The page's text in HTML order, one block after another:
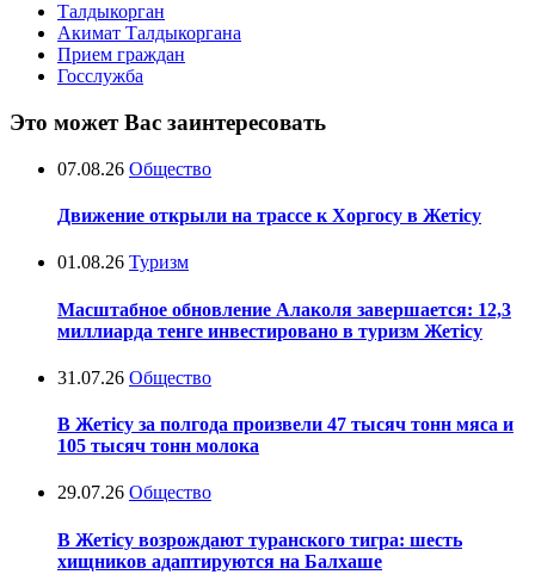
Талдыкорган
Акимат Талдыкоргана
Прием граждан
Госслужба
Это может Вас заинтересовать
07.08.26 Общество
Движение открыли на трассе к Хоргосу в Жетісу
01.08.26 Туризм
Масштабное обновление Алаколя завершается: 12,3
миллиарда тенге инвестировано в туризм Жетісу
31.07.26 Общество
В Жетісу за полгода произвели 47 тысяч тонн мяса и
105 тысяч тонн молока
29.07.26 Общество
В Жетісу возрождают туранского тигра: шесть
хищников адаптируются на Балхаше